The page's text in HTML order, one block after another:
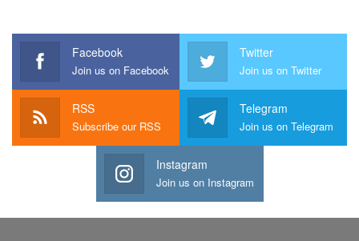
Facebook
Join us on Facebook
Twitter
Join us on Twitter
RSS
Subscribe our RSS
Telegram
Join us on Telegram
Instagram
Join us on Instagram